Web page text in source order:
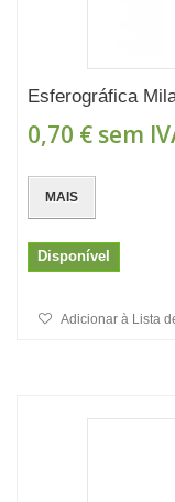
Esferográfica
0,70 € sem
MAIS
Disponível
Adicionar à Lista